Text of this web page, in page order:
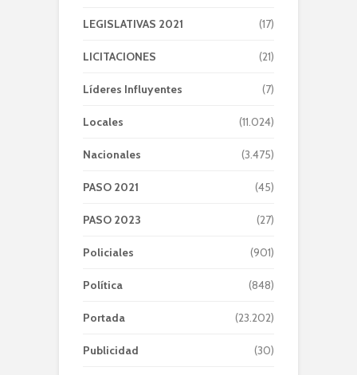
LEGISLATIVAS 2021 (17)
LICITACIONES (21)
Líderes Influyentes (7)
Locales (11.024)
Nacionales (3.475)
PASO 2021 (45)
PASO 2023 (27)
Policiales (901)
Política (848)
Portada (23.202)
Publicidad (30)